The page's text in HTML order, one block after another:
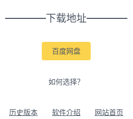
下载地址
百度网盘
如何选择？
历史版本 软件介绍 网站首页